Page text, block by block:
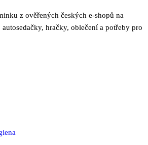
z ověřených českých e-shopů na
hračky, oblečení a potřeby pro